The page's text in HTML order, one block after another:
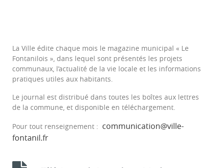
La Ville édite chaque mois le magazine municipal « Le
Fontanilois », dans lequel sont présentés les projets
communaux, l’actualité de la vie locale et les informations
pratiques utiles aux habitants.
Le journal est distribué dans toutes les boîtes aux lettres
de la commune, et disponible en téléchargement.
Pour tout renseignement : communication@ville-
fontanil.fr